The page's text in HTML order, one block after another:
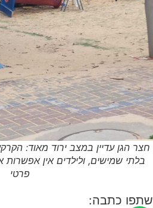
חצר הגן עדיין במצב ירוד מאוד:
בלתי שמישים, ולילדים אין
פרטי
שתפו כתבה: